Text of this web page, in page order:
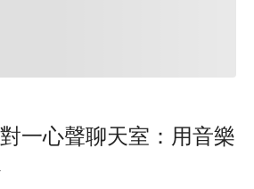
對一心聲聊天室：用音樂